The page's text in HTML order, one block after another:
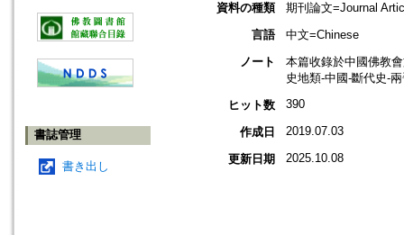
書誌管理
書き出し
資料の種類
期刊論文=Journal
言語
中文=Chinese
ノート
本篇收錄於中國佛教
史地類-中國-斷代史-
ヒット数
390
作成日 2019.07.03
更新日期 2025.10.08